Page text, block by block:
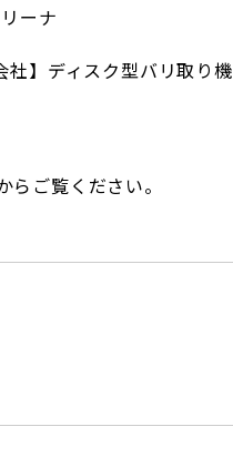
ーナ
社】ディスク型バリ取り機
らご覧ください。